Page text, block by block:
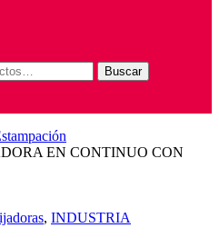
Buscar
EN CONTINUO CON
, INDUSTRIA